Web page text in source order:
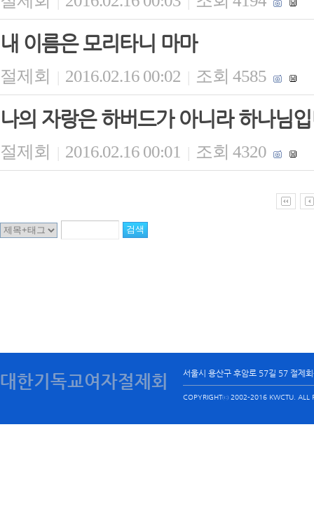
내 이름은 모리타니 마마
절제회 | 2016.02.16 00:02 | 조회 4585
나의 자랑은 하버드가 아니라 하나님
절제회 | 2016.02.16 00:01 | 조회 4320
대한기독교여자절제회 서울시 용산구 후암로 57길 57 절제
COPYRIGHTⓒ 2002-2016 KWCTU. ALL